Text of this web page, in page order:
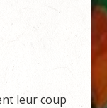
leur coup